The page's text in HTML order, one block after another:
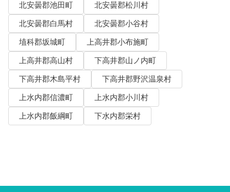
北安曇郡池田町
北安曇郡松川村
北安曇郡白馬村
北安曇郡小谷村
埴科郡坂城町
上高井郡小布施町
上高井郡高山村
下高井郡山ノ内町
下高井郡木島平村
下高井郡野沢温泉村
上水内郡信濃町
上水内郡小川村
上水内郡飯綱町
下水内郡栄村